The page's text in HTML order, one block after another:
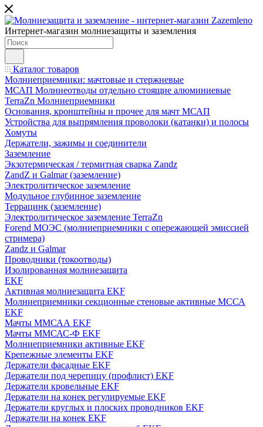
Интернет-магазин молниезащиты и заземления
Каталог товаров
Молниеприемники: мачтовые и стержневые
МСАП Молниеотводы отдельно стоящие алюминиевые
TerraZn Молниеприемники
Основания, кронштейны и прочее для мачт МСАП
Устройства для выпрямления проволоки (катанки) и полосы
Хомуты
Держатели, зажимы и соединители
Заземление
Экзотермическая / термитная сварка Zandz
ZandZ и Galmar (заземление)
Электролитическое заземление
Модульное глубинное заземление
Террацинк (заземление)
Электролитическое заземление TerraZn
Forend МОЭС (молниеприемники с опережающей эмиссией
стримера)
Zandz и Galmar
Проводники (токоотводы)
Изолированная молниезащита
EKF
Активная молниезащита EKF
Молниеприемники секционные стеновые активные МССА
EKF
Мачты ММСАА EKF
Мачты ММСАС-Ф EKF
Молниеприемники активные EKF
Крепежные элементы EKF
Держатели фасадные EKF
Держатели под черепицу (профлист) EKF
Держатели кровельные EKF
Держатели на конек регулируемые EKF
Держатели круглых и плоских проводников EKF
Держатели на конек EKF